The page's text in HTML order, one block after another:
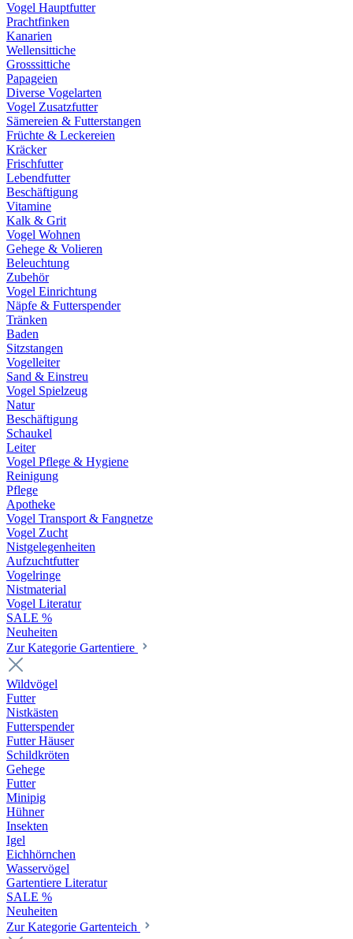
Vogel Hauptfutter
Prachtfinken
Kanarien
Wellensittiche
Grosssittiche
Papageien
Diverse Vogelarten
Vogel Zusatzfutter
Sämereien & Futterstangen
Früchte & Leckereien
Kräcker
Frischfutter
Lebendfutter
Beschäftigung
Vitamine
Kalk & Grit
Vogel Wohnen
Gehege & Volieren
Beleuchtung
Zubehör
Vogel Einrichtung
Näpfe & Futterspender
Tränken
Baden
Sitzstangen
Vogelleiter
Sand & Einstreu
Vogel Spielzeug
Natur
Beschäftigung
Schaukel
Leiter
Vogel Pflege & Hygiene
Reinigung
Pflege
Apotheke
Vogel Transport & Fangnetze
Vogel Zucht
Nistgelegenheiten
Aufzuchtfutter
Vogelringe
Nistmaterial
Vogel Literatur
SALE %
Neuheiten
Zur Kategorie Gartentiere
Wildvögel
Futter
Nistkästen
Futterspender
Futter Häuser
Schildkröten
Gehege
Futter
Minipig
Hühner
Insekten
Igel
Eichhörnchen
Wasservögel
Gartentiere Literatur
SALE %
Neuheiten
Zur Kategorie Gartenteich